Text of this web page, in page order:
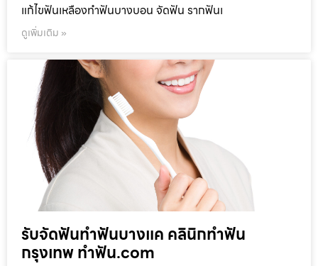
แก้ไขฟันเหลืองทำฟันบางบอน จัดฟัน รากฟันเ
ดูเพิ่มเติม »
รับจัดฟันทำฟันบางแค คลินิกทำฟัน
กรุงเทพ ทำฟัน.com